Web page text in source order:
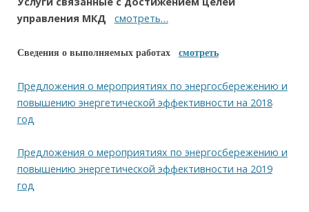
управления МКД
смотреть…
Сведения о выполняемых работах смотреть
Предложения о мероприятиях по энергосбережению и
повышению энергетической эффективности на 2018
год
Предложения о мероприятиях по энергосбережению и
повышению энергетической эффективности на 2019
год